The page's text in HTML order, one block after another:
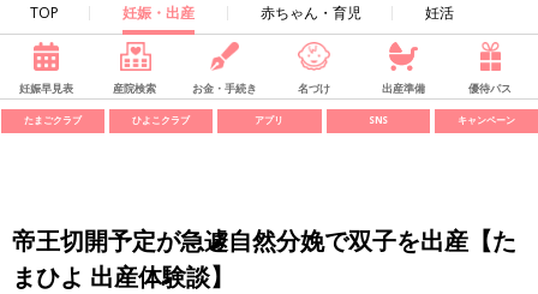
TOP 妊娠・出産 赤ちゃん・育児 妊活
妊娠早見表 産院検索 お金・手続き 名づけ 出産準備 優待パス
たまごクラブ ひよこクラブ アプリ SNS キャンペーン
帝王切開予定が急遽自然分娩で双子を出産【た
まひよ 出産体験談】